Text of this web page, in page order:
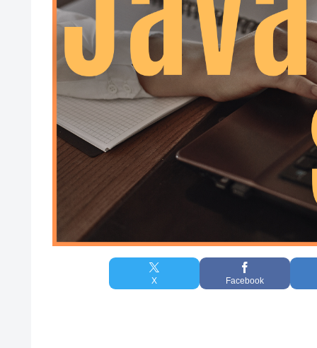
X Facebook